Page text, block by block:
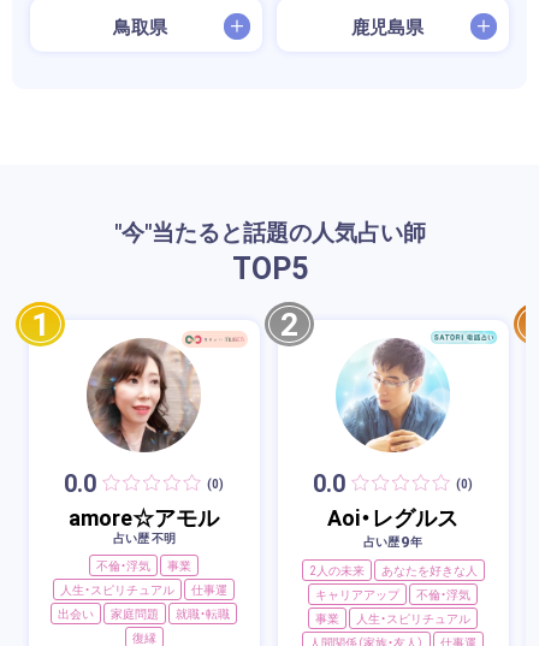
鳥取県 鹿児島県
"今"当たると話題の人気占い師
TOP5
1
0.0 (0)
amore☆アモル
占い歴 不明
不倫・浮気
事業
人生・スピリチュアル
仕事運
出会い
家庭問題
就職・転職
復縁
2
0.0 (0)
Aoi・レグルス
占い歴9年
2人の未来
あなたを好きな人
キャリアアップ
不倫・浮気
事業
人生・スピリチュアル
人間関係（家族・友人）
仕事運